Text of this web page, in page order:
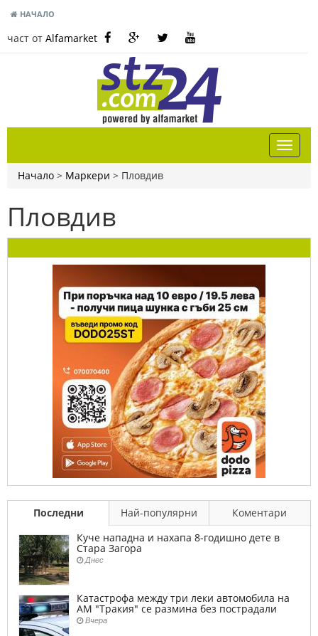
НАЧАЛО
част от Alfamarket
Начало > Маркери > Пловдив
Пловдив
Последни Най-популярни
Коментари
Куче нападна и нахапа 8-годишно дете в
Стара Загора
Днес
Катастрофа между три леки автомобила на
АМ "Тракия" се размина без пострадали
Вчера